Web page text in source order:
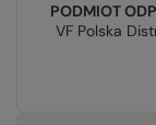
PODMIOT
VF Polska